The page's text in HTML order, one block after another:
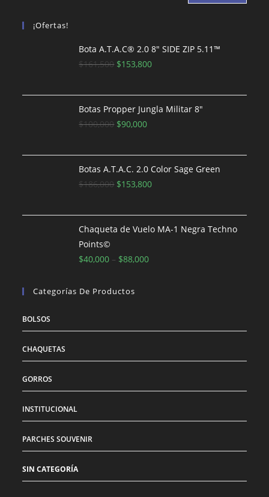
¡Ofertas!
Bota A.T.A.C® 2.0 8″ SIDE ZIP 5.11™
$161,500 El
original
era:
$161,500.
$153,800El
actual
es:
Botas Propper Jungla Militar 8"
$100,000 El
original
era:
$100,000.
$90,000El
actual
es:
$90,000.
Botas A.T.A.C. 2.0 Color Sage Green
$186,000 El
original
era:
$153,800El
actual
es:
Chaqueta de Vuelo MA-1 Negra Techno
Points©
$40,000 – $88,000
Categorías De Productos
BOLSOS
CHAQUETAS
GORROS
INSTITUCIONAL
PARCHES SOUVENIR
SIN CATEGORÍA